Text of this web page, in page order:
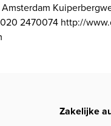
2470074 http://
Zakelijke